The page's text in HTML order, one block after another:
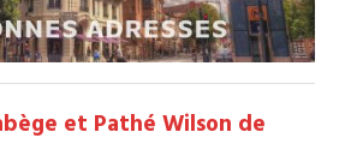
et Pathé Wilson de